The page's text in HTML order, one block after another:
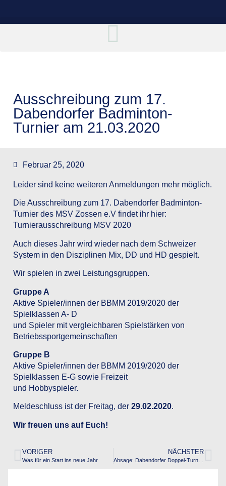
Ausschreibung zum 17.
Dabendorfer Badminton-
Turnier am 21.03.2020
Februar 25, 2020
Leider sind keine weiteren Anmeldungen mehr möglich.
Die Ausschreibung zum 17. Dabendorfer Badminton-
Turnier des MSV Zossen e.V findet ihr hier:
Turnierausschreibung MSV 2020
Auch dieses Jahr wird wieder nach dem Schweizer
System in den Disziplinen Mix, DD und HD gespielt.
Wir spielen in zwei Leistungsgruppen.
Gruppe A
Aktive Spieler/innen der BBMM 2019/2020 der
Spielklassen A- D
und Spieler mit vergleichbaren Spielstärken von
Betriebssportgemeinschaften
Gruppe B
Aktive Spieler/innen der BBMM 2019/2020 der
Spielklassen E-G sowie Freizeit
und Hobbyspieler.
Meldeschluss ist der Freitag, der 29.02.2020.
Wir freuen uns auf Euch!
VORIGER
Was für ein Start ins neue Jahr
NÄCHSTER
Absage: Dabendorfer Doppel-Turnier am 21.03.2020